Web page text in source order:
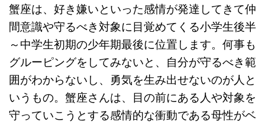
蟹座は、好き嫌いといった感情が発達してきて仲
間意識や守るべき対象に目覚めてくる小学生後半
～中学生初期の少年期最後に位置します。何事も
グルーピングをしてみないと、自分が守るべき範
囲がわからないし、勇気を生み出せないのが人と
いうもの。蟹座さんは、目の前にある人や対象を
守っていこうとする感情的な衝動である母性がベ